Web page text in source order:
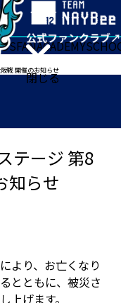
閉じる
FANACADEMY
戦 開催のお知らせ
テージ 第8
知らせ
より、お亡くなり
とともに、被災さ
上げます。